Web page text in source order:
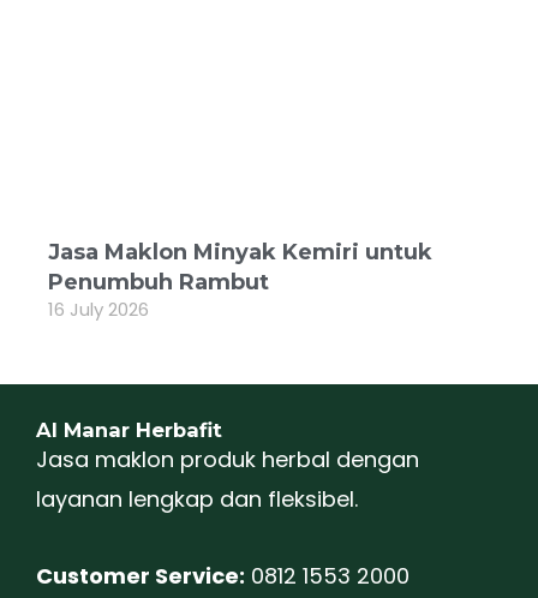
Jasa Maklon Minyak Kemiri untuk
Penumbuh Rambut
16 July 2026
Al Manar Herbafit
Jasa maklon produk herbal dengan
layanan lengkap dan fleksibel.
Customer Service: 0812 1553 2000